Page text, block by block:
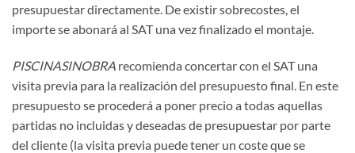
presupuestar directamente. De existir sobrecostes, el
importe se abonará al SAT una vez finalizado el montaje.
PISCINASINOBRA recomienda concertar con el SAT una
visita previa para la realización del presupuesto final. En este
presupuesto se procederá a poner precio a todas aquellas
partidas no incluidas y deseadas de presupuestar por parte
del cliente (la visita previa puede tener un coste que se